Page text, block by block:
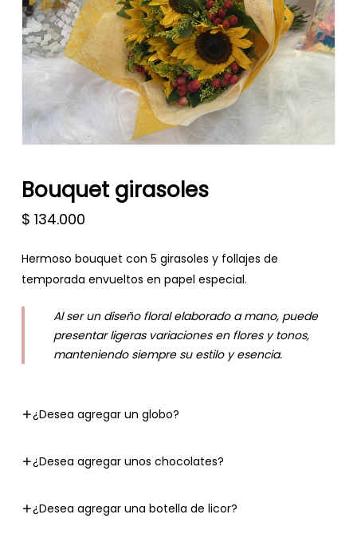
Bouquet girasoles
$ 134.000
Hermoso bouquet con 5 girasoles y follajes de
temporada envueltos en papel especial.
Al ser un diseño floral elaborado a mano, puede
presentar ligeras variaciones en flores y tonos,
manteniendo siempre su estilo y esencia.
¿Desea agregar un globo?
¿Desea agregar unos chocolates?
¿Desea agregar una botella de licor?